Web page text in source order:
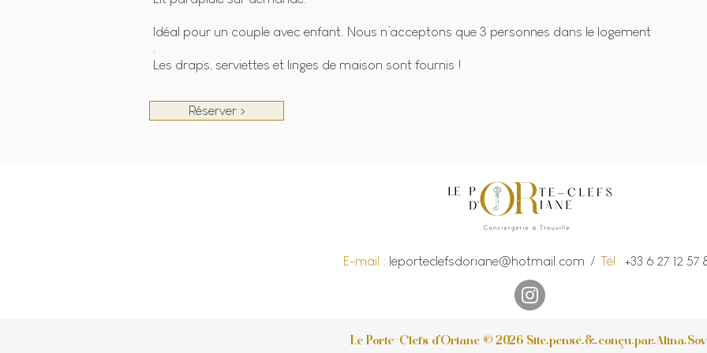
Idéal pour un couple avec enfant. Nous n’acceptons que 3 personnes dans le logement
.
Les draps, serviettes et linges de maison sont fournis !
Réserver >
E-mail : leporteclefsdoriane@hotmail.com /Tél : +33 6 27 12 57
Le Porte-Clefs d'Oriane © 2026 Site pensé & conçu par Alina